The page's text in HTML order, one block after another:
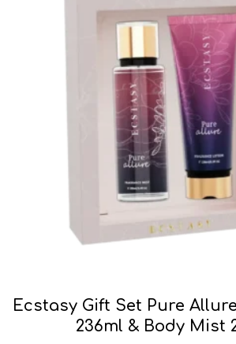
Ecstasy Gift Set Pure
236ml & Body Mist